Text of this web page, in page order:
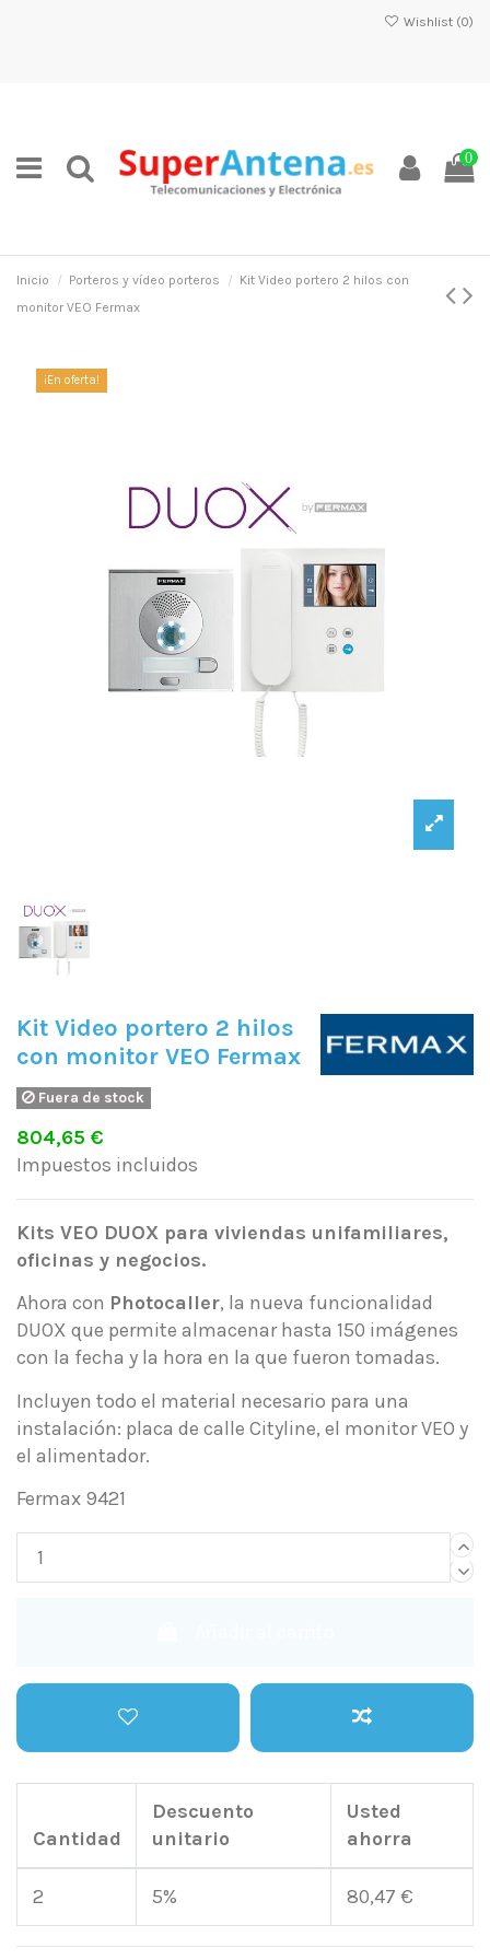
Wishlist (0)
0
Inicio Porteros y vídeo porteros
Kit Video portero 2 hilos con
monitor VEO Fermax
¡En oferta!
Kit Video portero 2 hilos
con monitor VEO Fermax
Fuera de stock
804,65 €
Impuestos incluidos
Kits VEO DUOX para viviendas unifamiliares,
oficinas y negocios.
Ahora con Photocaller, la nueva funcionalidad
DUOX que permite almacenar hasta 150 imágenes
con la fecha y la hora en la que fueron tomadas.
Incluyen todo el material necesario para una
instalación: placa de calle Cityline, el monitor VEO y
el alimentador.
Fermax 9421
Cantidad
Descuento
unitario
Usted
ahorra
2 5% 80,47 €